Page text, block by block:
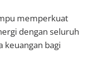
memperkuat
dengan seluruh
keuangan bagi